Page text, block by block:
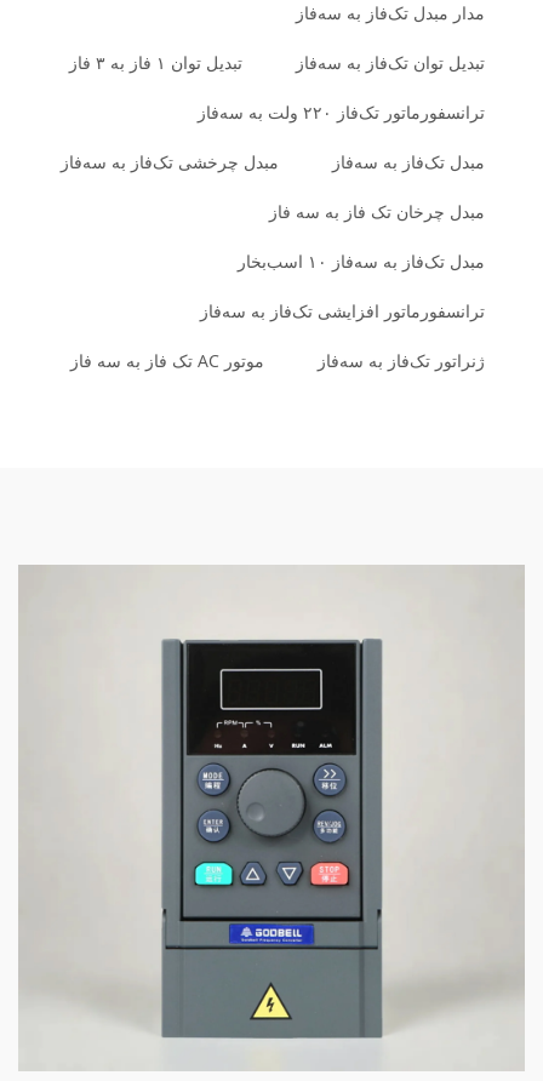
مدار مبدل تک‌فاز به سه‌فاز
تبدیل توان تک‌فاز به سه‌فاز تبدیل توان ۱ فاز به ۳ فاز
ترانسفورماتور تک‌فاز ۲۲۰ ولت به سه‌فاز
مبدل تک‌فاز به سه‌فاز مبدل چرخشی تک‌فاز به سه‌فاز
مبدل چرخان تک فاز به سه فاز
مبدل تک‌فاز به سه‌فاز ۱۰ اسب‌بخار
ترانسفورماتور افزایشی تک‌فاز به سه‌فاز
ژنراتور تک‌فاز به سه‌فاز موتور AC تک فاز به سه فاز